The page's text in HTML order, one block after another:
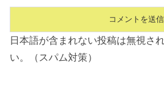
日本語が含まれない投稿は無視さ
い。（スパム対策）